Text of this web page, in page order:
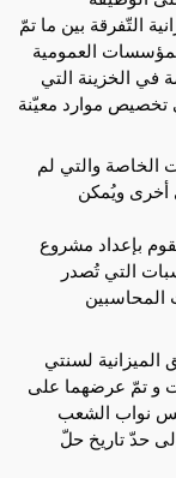
التّفرقة بين ما تمّ
العمومية
الخزينة التي
تخصيص موارد معيّنة
الخاصة والتي لم
ويُمكن
بإعداد مشروع
التي تُصدر
المحاسبين
الميزانية لسنتي
و تمّ عرضهما على
نواب الشعب
حدّ تاريخ حلّ